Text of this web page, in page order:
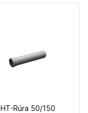
HT-Rúra 50/150